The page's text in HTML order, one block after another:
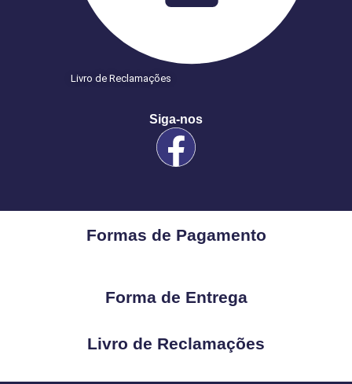
Livro de Reclamações
Siga-nos
Formas de Pagamento
Forma de Entrega
Livro de Reclamações